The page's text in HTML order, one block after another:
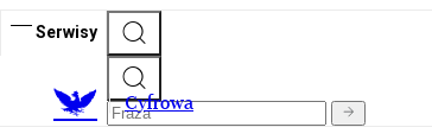
Serwisy
Cyfrowa